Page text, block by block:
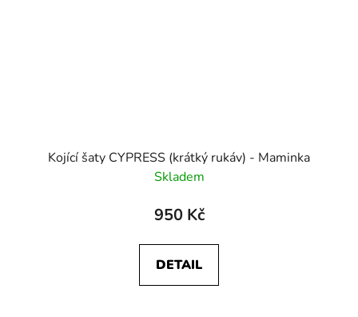
Kojící šaty CYPRESS (krátký rukáv) - Maminka
Skladem
950 Kč
DETAIL